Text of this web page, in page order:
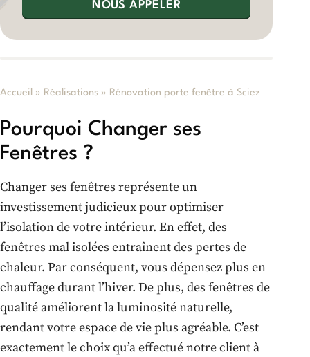
NOUS APPELER
Accueil » Réalisations » Rénovation porte fenêtre à Sciez
Pourquoi Changer ses
Fenêtres ?
Changer ses fenêtres représente un
investissement judicieux pour optimiser
l’isolation de votre intérieur. En effet, des
fenêtres mal isolées entraînent des pertes de
chaleur. Par conséquent, vous dépensez plus en
chauffage durant l’hiver. De plus, des fenêtres de
qualité améliorent la luminosité naturelle,
rendant votre espace de vie plus agréable. C’est
exactement le choix qu’a effectué notre client à